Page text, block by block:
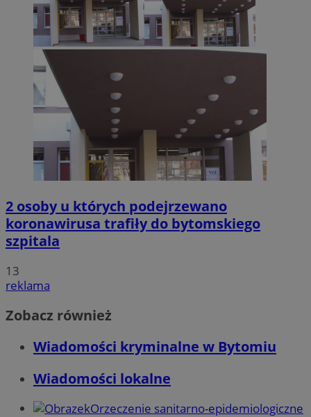
2 osoby u których podejrzewano
koronawirusa trafiły do bytomskiego
szpitala
13
reklama
Zobacz również
Wiadomości kryminalne w Bytomiu
Wiadomości lokalne
Orzeczenie sanitarno-epidemiologiczne